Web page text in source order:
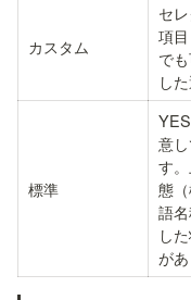
カスタム
セ
項
で
し
標準
意
す
態
語
し
が